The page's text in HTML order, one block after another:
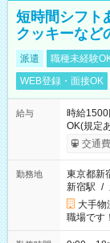
短時間シフト
クッキーなど
派遣 職種未経験
WEB登録・面接OK
給与
時給
OK(規定
交通
勤務地
東京都新
新宿駅 /
大手物
職場です